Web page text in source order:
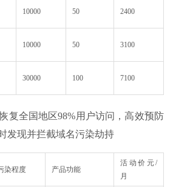
10000 50 2400
10000 50 3100
30000 100 7100
复全国地区98%用户访问，高效预防
发现并拦截域名污染劫持
染程度 产品功能
活动价元/
月